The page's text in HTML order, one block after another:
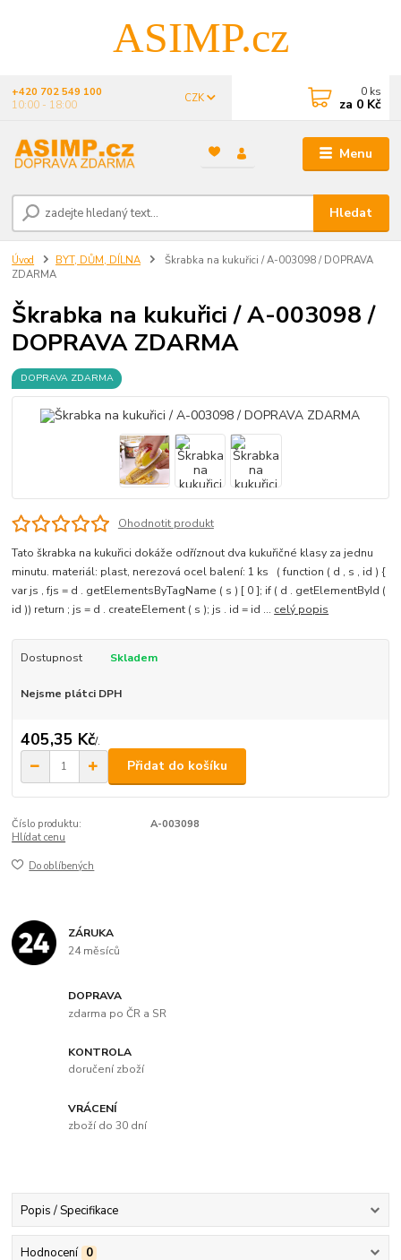
ASIMP.cz
Menu
CZK
Hledat
+420 702 549 100
10:00 - 18:00
0 ks
za 0 Kč
Úvod BYT, DŮM, DÍLNA
Škrabka na kukuřici / A-003098 / DOPRAVA
ZDARMA
Škrabka na kukuřici / A-003098 /
DOPRAVA ZDARMA
DOPRAVA ZDARMA
Ohodnotit produkt
Tato škrabka na kukuřici dokáže odříznout dva kukuřičné klasy za jednu
minutu. materiál: plast, nerezová ocel balení: 1 ks ( function ( d , s , id ) {
var js , fjs = d . getElementsByTagName ( s ) [ 0 ]; if ( d . getElementById (
id )) return ; js = d . createElement ( s ); js . id = id ... celý popis
Dostupnost Skladem
Nejsme plátci DPH
405,35 Kč/.
Přidat do košíku
Číslo produktu:
A-003098
Hlídat cenu
Do oblíbených
ZÁRUKA
24 měsíců
DOPRAVA
zdarma po ČR a SR
KONTROLA
doručení zboží
VRÁCENÍ
zboží do 30 dní
Popis / Specifikace
Hodnocení 0